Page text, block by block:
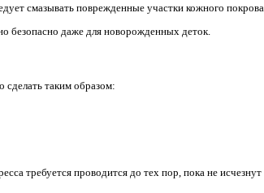
смазывать поврежденные участки кожного покрова.
безопасно даже для новорожденных деток.
таким образом:
требуется проводится до тех пор, пока не исчезнут